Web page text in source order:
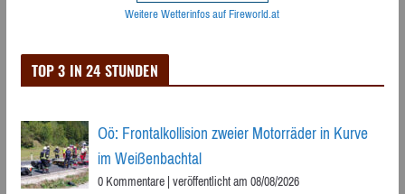
Weitere Wetterinfos auf Fireworld.at
TOP 3 IN 24 STUNDEN
Oö: Frontalkollision zweier Motorräder in Kurve
im Weißenbachtal
0 Kommentare|veröffentlicht am 08/08/2026